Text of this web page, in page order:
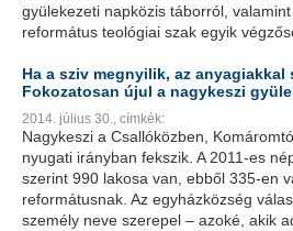
gyülekezeti napközis táborról,
református teológiai szak egyik
Ha a sziv megnyilik, az
Fokozatosan újul a nagykeszi
2014. július 30., címkék:
Nagykeszi a Csallóközben,
nyugati irányban fekszik. A 2011-es
szerint 990 lakosa van, ebből 335-en
reformátusnak. Az egyházközség
személy neve szerepel – azoké, akik